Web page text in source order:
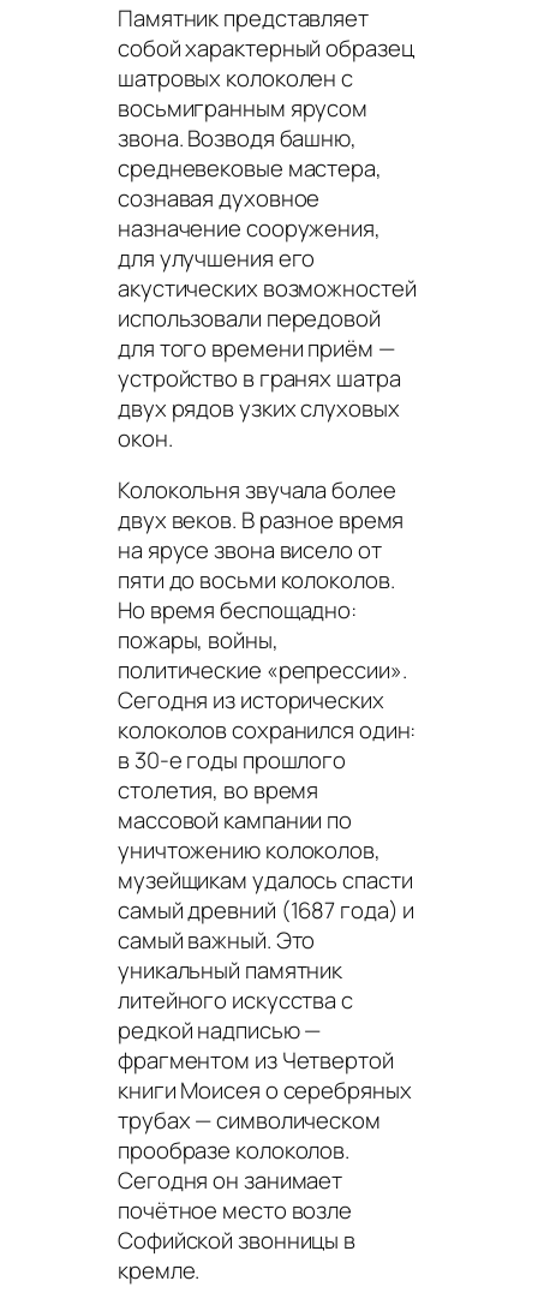
Памятник представляет
собой характерный образец
шатровых колоколен с
восьмигранным ярусом
звона. Возводя башню,
средневековые мастера,
сознавая духовное
назначение сооружения,
для улучшения его
акустических возможностей
использовали передовой
для того времени приём —
устройство в гранях шатра
двух рядов узких слуховых
окон.
Колокольня звучала более
двух веков. В разное время
на ярусе звона висело от
пяти до восьми колоколов.
Но время беспощадно:
пожары, войны,
политические «репрессии».
Сегодня из исторических
колоколов сохранился один:
в 30-е годы прошлого
столетия, во время
массовой кампании по
уничтожению колоколов,
музейщикам удалось спасти
самый древний (1687 года) и
самый важный. Это
уникальный памятник
литейного искусства с
редкой надписью —
фрагментом из Четвертой
книги Моисея о серебряных
трубах — символическом
прообразе колоколов.
Сегодня он занимает
почётное место возле
Софийской звонницы в
кремле.